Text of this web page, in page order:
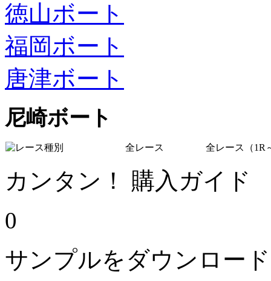
徳山ボート
福岡ボート
唐津ボート
尼崎ボート
全レース 全レース（1R
カンタン！ 購入ガイド
0
サンプルをダウンロー